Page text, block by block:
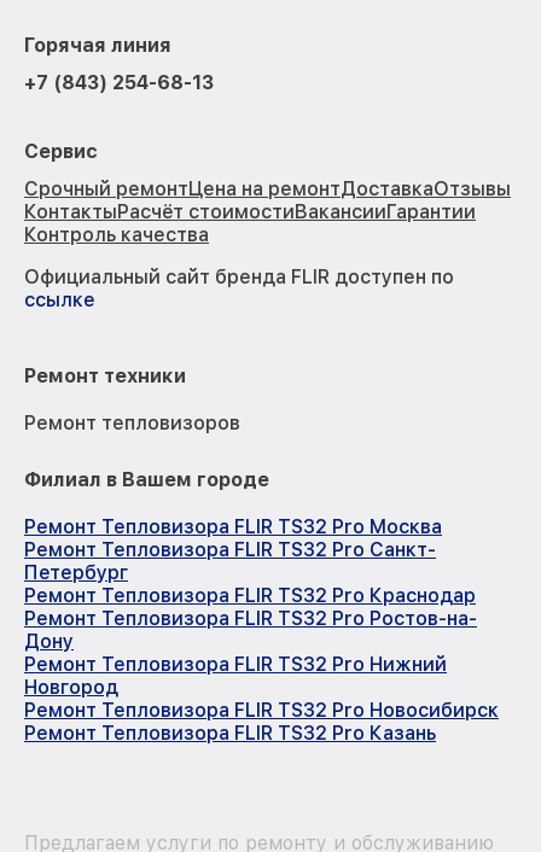
Горячая линия
+7 (843) 254-68-13
Сервис
Срочный ремонтЦена на ремонтДоставкаОтзывы
КонтактыРасчёт стоимостиВакансииГарантии
Контроль качества
Официальный сайт бренда FLIR доступен по
ссылке
Ремонт техники
Ремонт тепловизоров
Филиал в Вашем городе
Ремонт Тепловизора FLIR TS32 Pro Москва
Ремонт Тепловизора FLIR TS32 Pro Санкт-
Петербург
Ремонт Тепловизора FLIR TS32 Pro Краснодар
Ремонт Тепловизора FLIR TS32 Pro Ростов-на-
Дону
Ремонт Тепловизора FLIR TS32 Pro Нижний
Новгород
Ремонт Тепловизора FLIR TS32 Pro Новосибирск
Ремонт Тепловизора FLIR TS32 Pro Казань
Предлагаем услуги по ремонту и обслуживанию